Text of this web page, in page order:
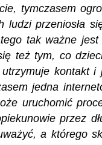
tymczasem
ludzi przeniosła
tak ważne
też tym, co
kontakt i
jedna
uruchomić
przez
a którego